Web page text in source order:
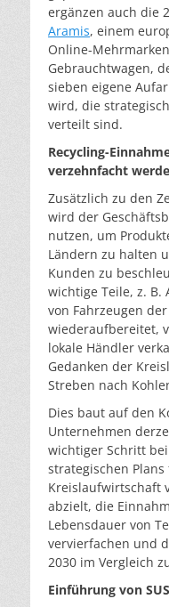
ergänzen auch die
Aramis, einem
Online-
Gebrauchtwagen,
sieben eigene
wird, die
verteilt sind.
Recycling-
verzehnfacht
Zusätzlich zu den
wird der
nutzen, um
Ländern zu halten
Kunden zu
wichtige Teile, z. B.
von Fahrzeugen
wiederaufbereitet,
lokale Händler
Gedanken der
Streben nach
Dies baut auf den
Unternehmen
wichtiger Schritt
strategischen
Kreislaufwirtschaft
abzielt, die
Lebensdauer von
vervierfachen und
2030 im Vergleich
Einführung von